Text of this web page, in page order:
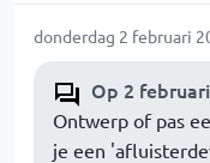
donderdag 2 februari
Op 2
Ontwerp of pas
je een